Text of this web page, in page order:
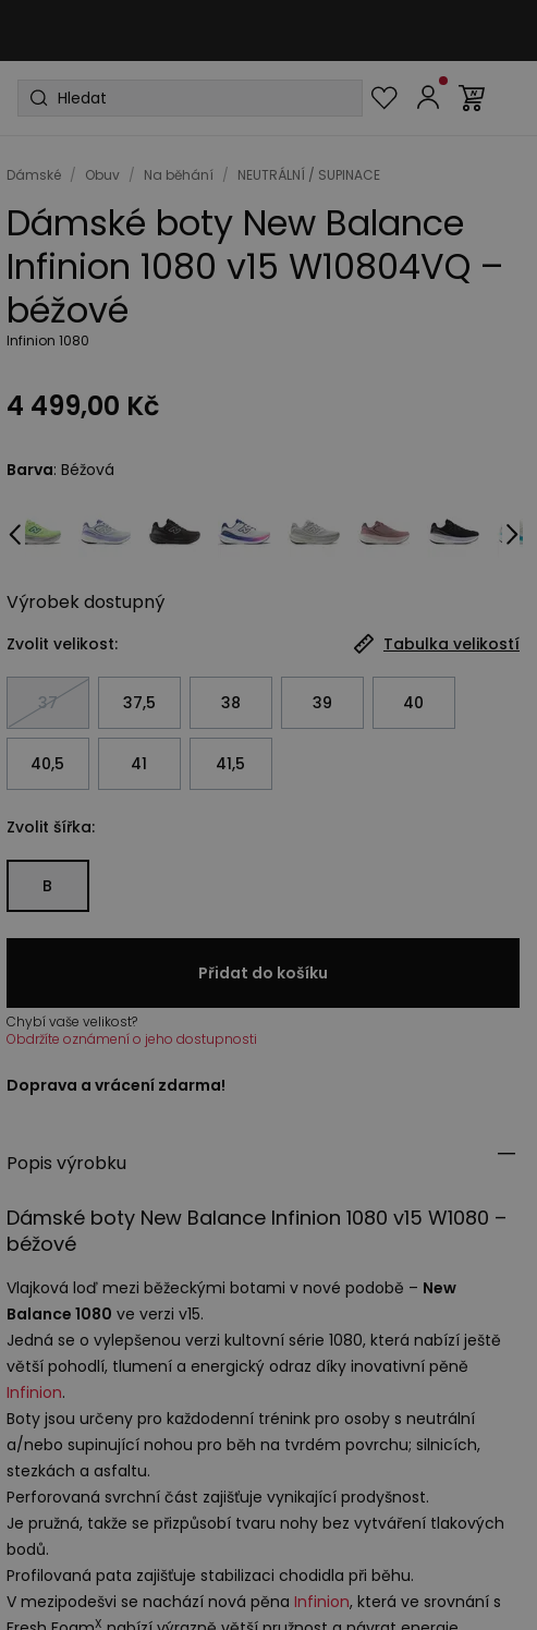
Dámské / Obuv / Na běhání / NEUTRÁLNÍ / SUPINACE
Dámské boty New Balance
Infinion 1080 v15 W10804VQ –
béžové
Infinion 1080
4 499,00 Kč
Barva: Béžová
Výrobek dostupný
Zvolit velikost: Tabulka velikostí
37 37,5 38 39 40
40,5 41 41,5
Zvolit šířka:
B
Přidat do košíku
Chybí vaše velikost?
Obdržíte oznámení o jeho dostupnosti
Doprava a vrácení zdarma!
Popis výrobku
Dámské boty New Balance Infinion 1080 v15 W1080 –
béžové
Vlajková loď mezi běžeckými botami v nové podobě – New
Balance 1080 ve verzi v15.
Jedná se o vylepšenou verzi kultovní série 1080, která nabízí ještě
větší pohodlí, tlumení a energický odraz díky inovativní pěně
Infinion.
Boty jsou určeny pro každodenní trénink pro osoby s neutrální
a/nebo supinující nohou pro běh na tvrdém povrchu; silnicích,
stezkách a asfaltu.
Perforovaná svrchní část zajišťuje vynikající prodyšnost.
Je pružná, takže se přizpůsobí tvaru nohy bez vytváření tlakových
bodů.
Profilovaná pata zajišťuje stabilizaci chodidla při běhu.
V mezipodešvi se nachází nová pěna Infinion, která ve srovnání s
X